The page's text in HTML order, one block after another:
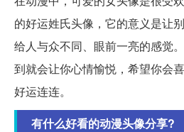
的好运姓氏头像，它的意义是让
给人与众不同、眼前一亮的感觉
到就会让你心情愉悦，希望你会
好运连连。
有什么好看的动漫头像分享?